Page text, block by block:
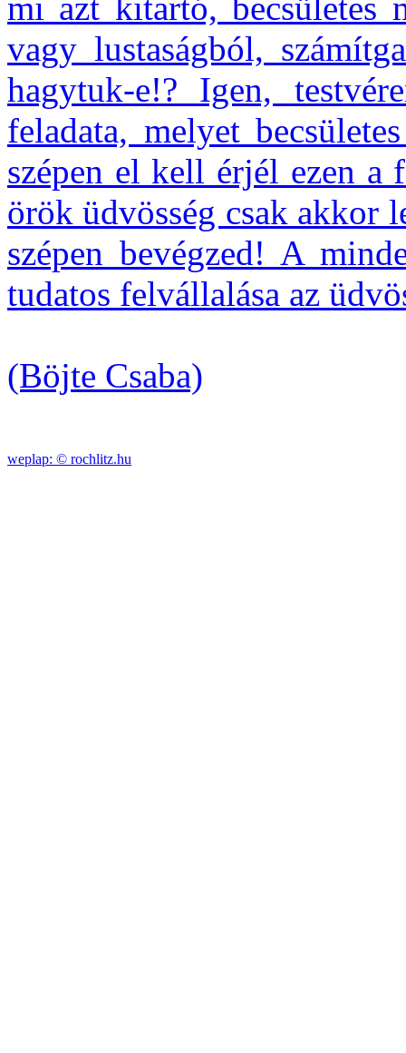
vagy lustaságból,
hagytuk-e!? Igen,
feladata, melyet
szépen el kell érjél ezen
örök üdvösség csak akkor
szépen bevégzed! A
tudatos felvállalása az
(Böjte Csaba)
weplap: © rochlitz.hu